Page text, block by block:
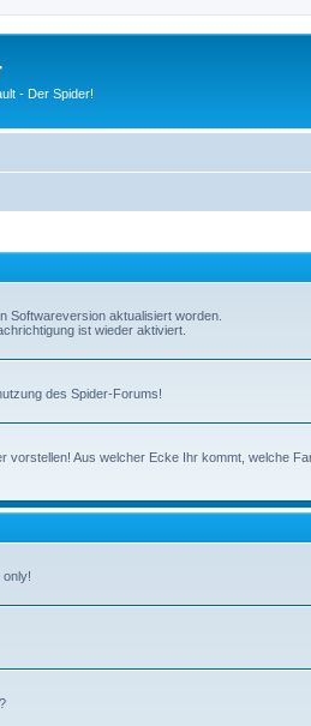
- Der Spider!
Softwareversion aktualisiert worden.
ist wieder aktiviert.
des Spider-Forums!
vorstellen! Aus welcher Ecke Ihr kommt, welche
only!